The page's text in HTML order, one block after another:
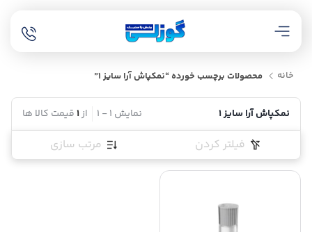
خانه محصولات برچسب خورده “نمکپاش آرا سایز 1”
نمکپاش آرا سایز 1 نمایش 1
-
1 از1قیمت کالا ها
فیلتر کردن مرتب سازی